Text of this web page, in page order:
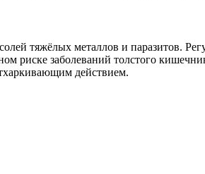
тяжёлых металлов и паразитов.
заболеваний толстого
действием.